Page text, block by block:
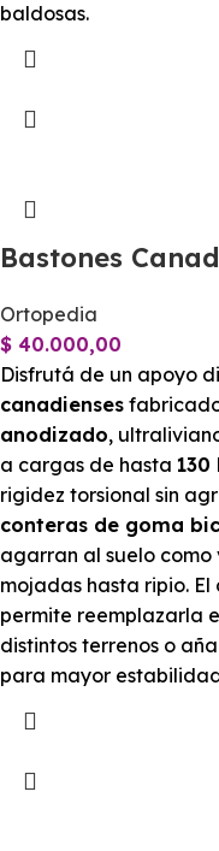
baldosas.
Bastones
Ortopedia
$ 40.000,00
Disfrutá de un apoyo
canadienses
anodizado,
a cargas de hasta 130
rigidez torsional sin
conteras de goma
agarran al suelo como
mojadas hasta ripio.
permite reemplazarla
distintos terrenos o
para mayor